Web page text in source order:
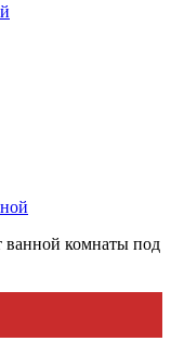
ванной комнаты под